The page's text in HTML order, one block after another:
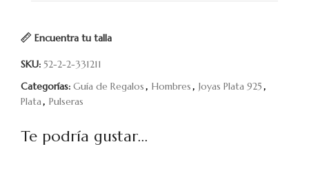
Encuentra tu talla
SKU: 52-2-2-331211
Categorías: Guía de Regalos, Hombres, Joyas Plata 925,
Plata, Pulseras
Te podría gustar...